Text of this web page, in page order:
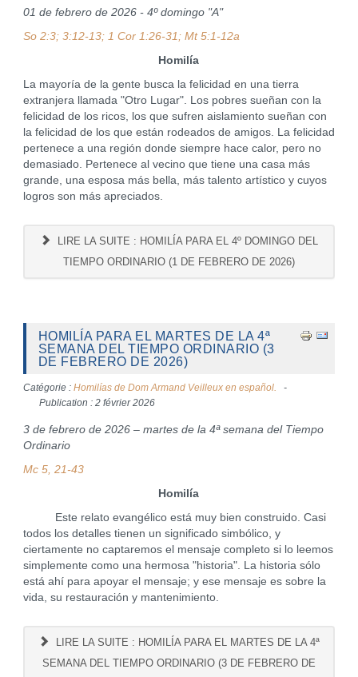
01 de febrero de 2026 - 4º domingo "A"
So 2:3; 3:12-13; 1 Cor 1:26-31; Mt 5:1-12a
Homilía
La mayoría de la gente busca la felicidad en una tierra
extranjera llamada "Otro Lugar". Los pobres sueñan con la
felicidad de los ricos, los que sufren aislamiento sueñan con
la felicidad de los que están rodeados de amigos. La felicidad
pertenece a una región donde siempre hace calor, pero no
demasiado. Pertenece al vecino que tiene una casa más
grande, una esposa más bella, más talento artístico y cuyos
logros son más apreciados.
LIRE LA SUITE : HOMILÍA PARA EL 4º DOMINGO DEL
TIEMPO ORDINARIO (1 DE FEBRERO DE 2026)
HOMILÍA PARA EL MARTES DE LA 4ª
SEMANA DEL TIEMPO ORDINARIO (3
DE FEBRERO DE 2026)
Catégorie : Homilías de Dom Armand Veilleux en español.
Publication : 2 février 2026
3 de febrero de 2026 – martes de la 4ª semana del Tiempo
Ordinario
Mc 5, 21-43
Homilía
Este relato evangélico está muy bien construido. Casi
todos los detalles tienen un significado simbólico, y
ciertamente no captaremos el mensaje completo si lo leemos
simplemente como una hermosa "historia". La historia sólo
está ahí para apoyar el mensaje; y ese mensaje es sobre la
vida, su restauración y mantenimiento.
LIRE LA SUITE : HOMILÍA PARA EL MARTES DE LA 4ª
SEMANA DEL TIEMPO ORDINARIO (3 DE FEBRERO DE